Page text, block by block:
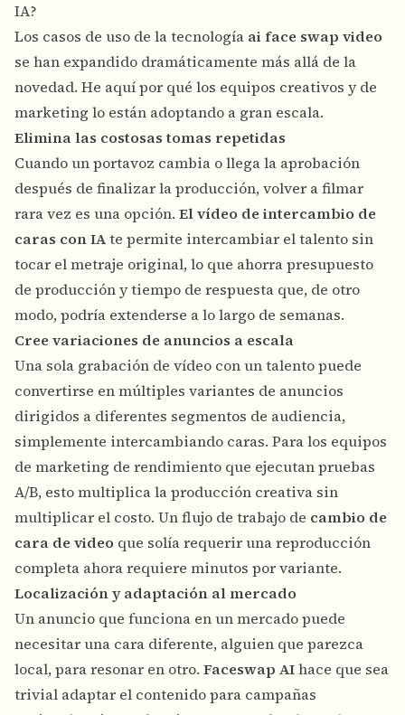
IA?
Los casos de uso de la tecnología ai face swap video
se han expandido dramáticamente más allá de la
novedad. He aquí por qué los equipos creativos y de
marketing lo están adoptando a gran escala.
Elimina las costosas tomas repetidas
Cuando un portavoz cambia o llega la aprobación
después de finalizar la producción, volver a filmar
rara vez es una opción. El vídeo de intercambio de
caras con IAte permite intercambiar el talento sin
tocar el metraje original, lo que ahorra presupuesto
de producción y tiempo de respuesta que, de otro
modo, podría extenderse a lo largo de semanas.
Cree variaciones de anuncios a escala
Una sola grabación de vídeo con un talento puede
convertirse en múltiples variantes de anuncios
dirigidos a diferentes segmentos de audiencia,
simplemente intercambiando caras. Para los equipos
de marketing de rendimiento que ejecutan pruebas
A/B, esto multiplica la producción creativa sin
multiplicar el costo. Un flujo de trabajo de cambio de
cara de video que solía requerir una reproducción
completa ahora requiere minutos por variante.
Localización y adaptación al mercado
Un anuncio que funciona en un mercado puede
necesitar una cara diferente, alguien que parezca
local, para resonar en otro. Faceswap AIhace que sea
trivial adaptar el contenido para campañas